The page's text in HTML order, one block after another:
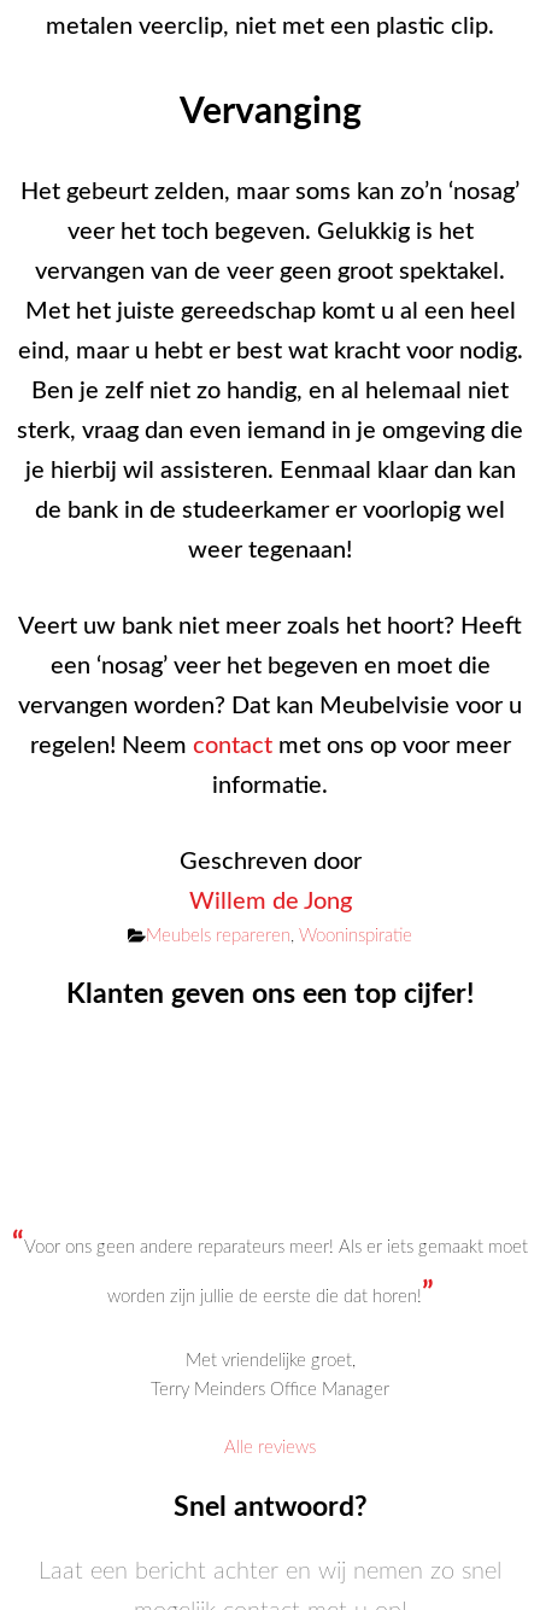
metalen veerclip, niet met een plastic clip.
Vervanging
Het gebeurt zelden, maar soms kan zo’n ‘nosag’
veer het toch begeven. Gelukkig is het
vervangen van de veer geen groot spektakel.
Met het juiste gereedschap komt u al een heel
eind, maar u hebt er best wat kracht voor nodig.
Ben je zelf niet zo handig, en al helemaal niet
sterk, vraag dan even iemand in je omgeving die
je hierbij wil assisteren. Eenmaal klaar dan kan
de bank in de studeerkamer er voorlopig wel
weer tegenaan!
Veert uw bank niet meer zoals het hoort? Heeft
een ‘nosag’ veer het begeven en moet die
vervangen worden? Dat kan Meubelvisie voor u
regelen! Neem contactmet ons op voor meer
informatie.
Geschreven door
Willem de Jong
Categorieën
Meubels repareren Wooninspiratie
Klanten geven ons een top cijfer!
“Voor ons geen andere reparateurs meer! Als er iets gemaakt moet
worden zijn jullie de eerste die dat horen!”
Met vriendelijke groet,
Terry Meinders Office Manager
Alle reviews
Snel antwoord?
Laat een bericht achter en wij nemen zo snel